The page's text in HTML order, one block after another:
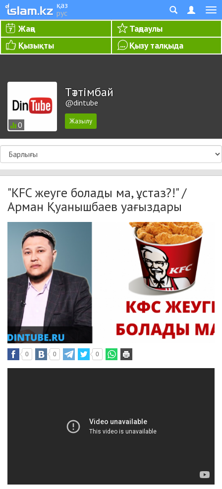
қаз
рус
Жаңа
Таңдаулы
Қызықты
Қызу талқыда
0
Тәттімбай
@dintube
"KFC жеуге болады ма, ұстаз?!" /
Арман Қуанышбаев уағыздары
0 0 0